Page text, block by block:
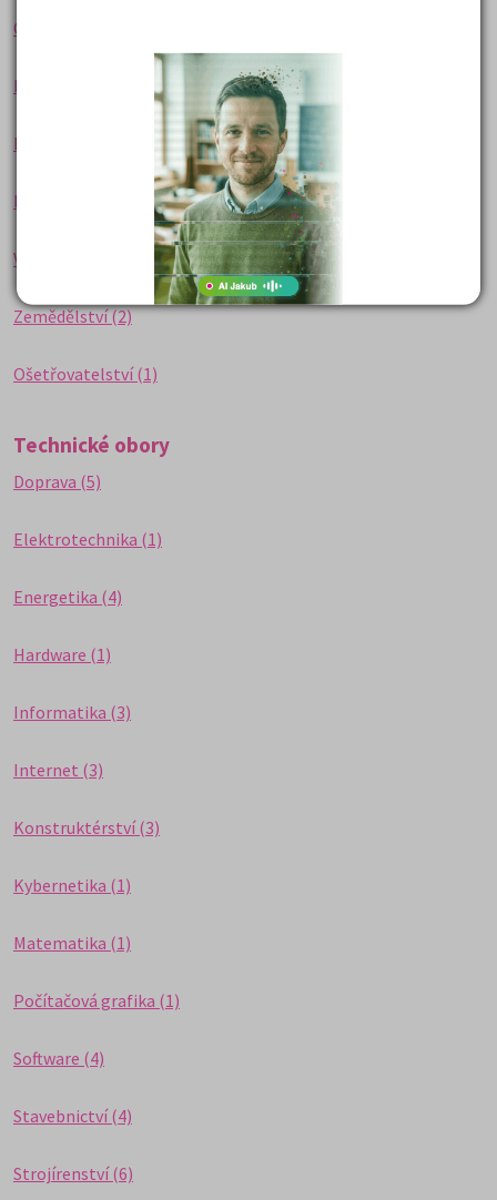
Chemie (3)
Medicína (3)
Přírodní - ostatní (1)
Přírodní vědy - cizojazyčné práce (1)
Vodní hospodářství (1)
Zemědělství (2)
Ošetřovatelství (1)
Technické obory
Doprava (5)
Elektrotechnika (1)
Energetika (4)
Hardware (1)
Informatika (3)
Internet (3)
Konstruktérství (3)
Kybernetika (1)
Matematika (1)
Počítačová grafika (1)
Software (4)
Stavebnictví (4)
Strojírenství (6)